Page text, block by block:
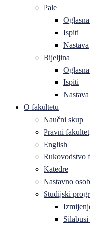
Pale
Ispiti
Nastava
Bijeljina
Ispiti
Nastava
O fakultetu
Naučni skup
Pravni fakultet
English
Rukovodstvo
Katedre
Nastavno
Studijski